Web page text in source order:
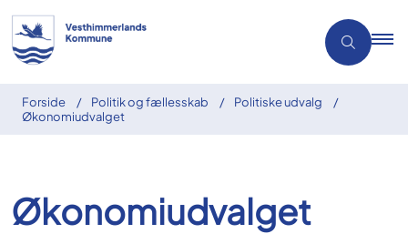
Forside Politik og fællesskab
Politiske udvalg
Økonomiudvalget
Økonomiudvalget